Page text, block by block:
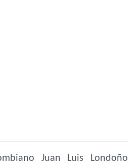
Juan Luis Londoño